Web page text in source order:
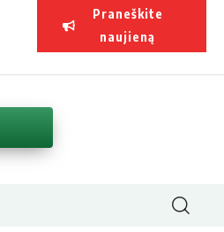
Praneškite
naujieną